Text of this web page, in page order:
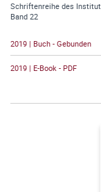
Schriftenreihe des
Band 22
2019 | Buch - Gebunden
2019 | E-Book - PDF